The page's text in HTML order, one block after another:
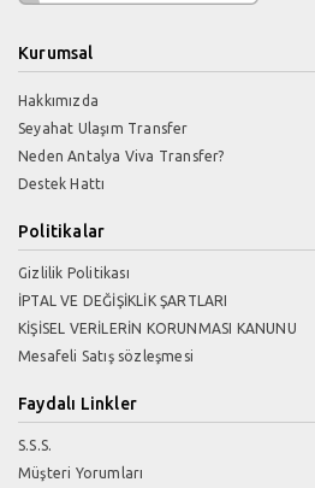
Kurumsal
Hakkımızda
Seyahat Ulaşım Transfer
Neden Antalya Viva Transfer?
Destek Hattı
Politikalar
Gizlilik Politikası
İPTAL VE DEĞİŞİKLİK ŞARTLARI
KİŞİSEL VERİLERİN KORUNMASI KANUNU
Mesafeli Satış sözleşmesi
Faydalı Linkler
S.S.S.
Müşteri Yorumları